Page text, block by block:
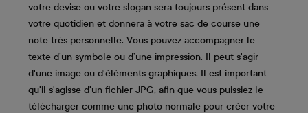
votre devise ou votre slogan sera toujours présent dans
votre quotidien et donnera à votre sac de course une
note très personnelle. Vous pouvez accompagner le
texte d’un symbole ou d’une impression. Il peut s'agir
d'une image ou d'éléments graphiques. Il est important
qu'il s'agisse d'un fichier JPG, afin que vous puissiez le
télécharger comme une photo normale pour créer votre